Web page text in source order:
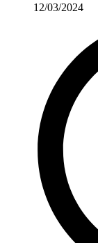
12/03/2024